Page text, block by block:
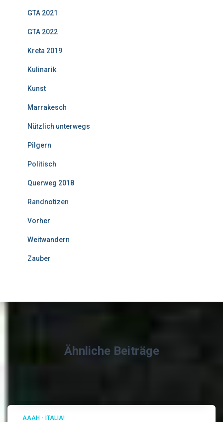
GTA 2021
GTA 2022
Kreta 2019
Kulinarik
Kunst
Marrakesch
Nützlich unterwegs
Pilgern
Politisch
Querweg 2018
Randnotizen
Vorher
Weitwandern
Zauber
Ähnliche Beiträge
AAAH - ITALIA!